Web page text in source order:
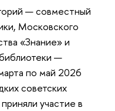
— совместный
Московского
«Знание» и
—
по май 2026
советских
участие в